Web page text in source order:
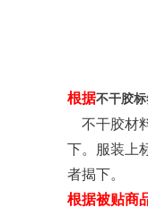
根据不干胶
不干胶材
下。服装上
者揭下。
根据被贴商